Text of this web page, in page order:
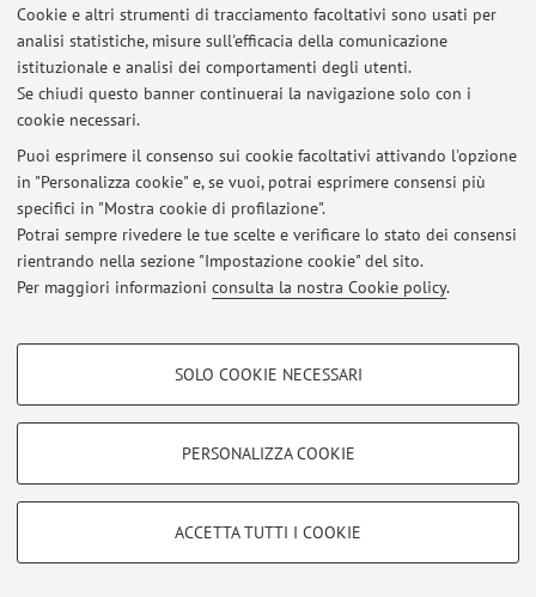
Cookie e altri strumenti di tracciamento facoltativi sono usati per
analisi statistiche, misure sull'efficacia della comunicazione
istituzionale e analisi dei comportamenti degli utenti.
Se chiudi questo banner continuerai la navigazione solo con i
cookie necessari.
Puoi esprimere il consenso sui cookie facoltativi attivando l'opzione
in "Personalizza cookie" e, se vuoi, potrai esprimere consensi più
specifici in "Mostra cookie di profilazione".
Potrai sempre rivedere le tue scelte e verificare lo stato dei consensi
rientrando nella sezione "Impostazione cookie" del sito.
Per maggiori informazioni consulta la nostra Cookie policy.
COOKIE DI PROFILAZIONE - FACOLTATIVI
COOKIE TECNICI - NECESSARI
Si tratta di cookie tecnici utilizzati, a titolo esemplificativo, per il corretto
SOLO COOKIE NECESSARI
PERSONALIZZA COOKIE
ACCETTA TUTTI I COOKIE
Ultimi avvisi
Area riservata
© 2026 - ALMA MATER STUDIORUM - Università di Bologna - Via
Zamboni, 33 - 40126 Bologna - Partita IVA: 01131710376
|Note legali|Impostazioni Cookie